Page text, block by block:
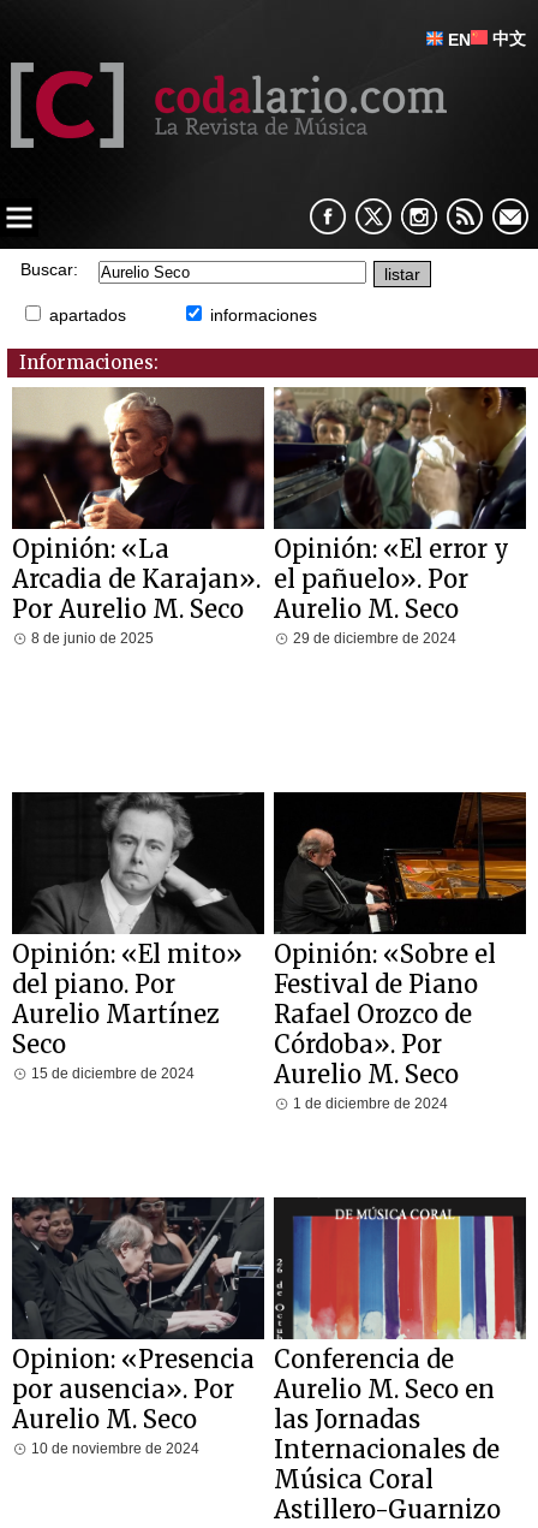
EN 中文
Buscar:
apartados informaciones
Informaciones:
Opinión: «La
Arcadia de Karajan».
Por Aurelio M. Seco
8 de junio de 2025
Opinión: «El error y
el pañuelo». Por
Aurelio M. Seco
29 de diciembre de 2024
Opinión: «El mito»
del piano. Por
Aurelio Martínez
Seco
15 de diciembre de 2024
Opinión: «Sobre el
Festival de Piano
Rafael Orozco de
Córdoba». Por
Aurelio M. Seco
1 de diciembre de 2024
Opinion: «Presencia
por ausencia». Por
Aurelio M. Seco
10 de noviembre de 2024
Conferencia de
Aurelio M. Seco en
las Jornadas
Internacionales de
Música Coral
Astillero-Guarnizo